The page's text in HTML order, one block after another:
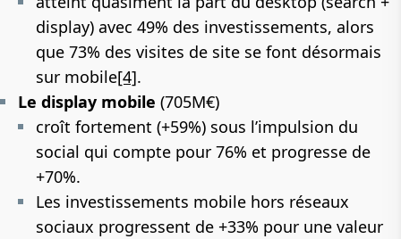
display) avec 49% des investissements, alors
que 73% des visites de site se font désormais
sur mobile[4].
Le display mobile (705M€)
croît fortement (+59%) sous l’impulsion du
social qui compte pour 76% et progresse de
+70%.
Les investissements mobile hors réseaux
sociaux progressent de +33% pour une valeur